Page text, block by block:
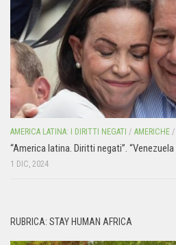
AMERICA LATINA: I DIRITTI NEGATI / AMERICHE /
“America latina. Diritti negati”.
1 DIC, 2024
RUBRICA: STAY HUMAN AFRICA